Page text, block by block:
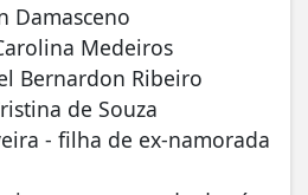
Damasceno
Medeiros
Bernardon Ribeiro
de Souza
- filha de ex-namorada